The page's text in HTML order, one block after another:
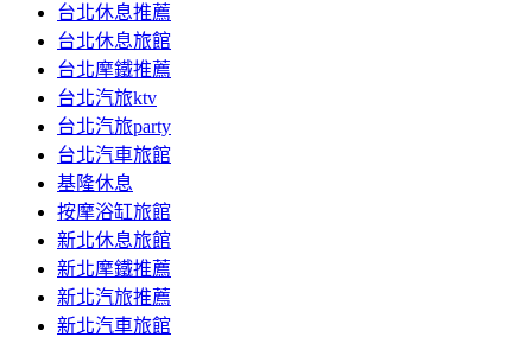
台北休息推薦
台北休息旅館
台北摩鐵推薦
台北汽旅ktv
台北汽旅party
台北汽車旅館
基隆休息
按摩浴缸旅館
新北休息旅館
新北摩鐵推薦
新北汽旅推薦
新北汽車旅館